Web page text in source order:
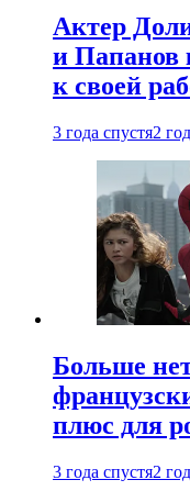
Актер
и Папанов
к своей
3 года спустя2
Больше
плюс для
3 года спустя2